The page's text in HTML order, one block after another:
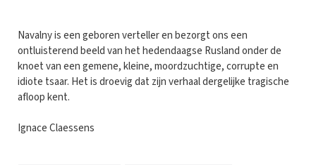
Navalny is een geboren verteller en bezorgt ons een
ontluisterend beeld van het hedendaagse Rusland onder de
knoet van een gemene, kleine, moordzuchtige, corrupte en
idiote tsaar. Het is droevig dat zijn verhaal dergelijke tragische
afloop kent.
Ignace Claessens